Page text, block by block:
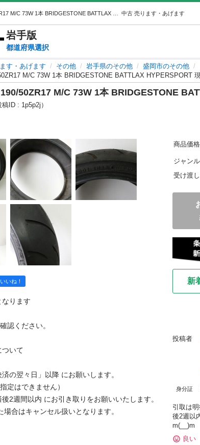
中古 売ります・あげます
岩手版
都道府県選択
す・あげます その他 岩手県のその他
盛岡市のその他
M/C 73W 1本 BRIDGESTONE BATTLAX HYPERSPORT
50ZR17 M/C 73W 1本 BRIDGESTONE
稿ID : 1p5p2j）
いいね！
ります
認ください。
ついて
済の翌々日」以降 にお願いします。
定はできません）
後2週間以内 にお引き取りをお願いいたします。
合はキャンセル扱いとなります。
商品価格
ジャンル
受け渡
新
投稿者
身分証
引取は
後2週以
m(__)m
良い